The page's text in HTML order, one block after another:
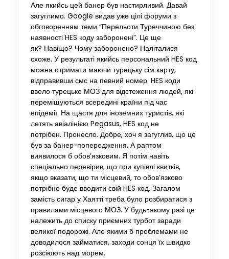
Але якийсь цей банер був настирливий. Давай
загуглимо. Google видав уже цілі форуми з
обговоренням теми “Перельоти Туреччиною без
наявності HES коду заборонені”. Це ще
як? Навіщо? Чому заборонено? Наліталися
схоже. У результаті якийсь персональний HES код
можна отримати маючи турецьку сім карту,
відправивши смс на певний номер. HES коди
ввело турецьке МОЗ для відстеження людей, які
переміщуються всередині країни під час
епідемії. На щастя для іноземних туристів, які
летять авіалінією Pegasus, HES код не
потрібен. Пронесло. Добре, хоч я загуглив, що це
був за банер-попередження. А раптом
виявилося б обов’язковим. Я потім навіть
спеціально перевірив, що при купівлі квитків,
якщо вказати, що ти місцевий, то обов’язково
потрібно буде вводити свій HES код. Загалом
замість сигар у Хаятті треба було розбиратися з
правилами місцевого МОЗ. У будь-якому разі це
належить до списку приємних турбот заради
великої подорожі. Але якими б проблемами не
доводилося займатися, заходи сонця їх швидко
розсіюють над морем.